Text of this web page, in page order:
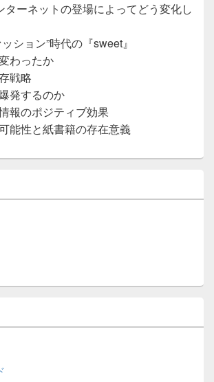
ターネットの登場によってどう変化し
ション”時代の『sweet』
わったか
戦略
発するのか
報のポジティブ効果
能性と紙書籍の存在意義